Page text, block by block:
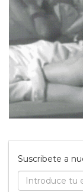
Suscribete a